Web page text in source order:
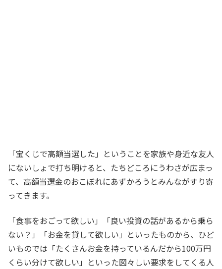
「宝くじで高額当選した」ということを家族や身近な友人
にないしょで打ち明けると、たちどころにうわさが広まっ
て、高額当選金のおこぼれにあずかろうとみんながすり寄
ってきます。
「食事をおごって欲しい」「良い投資の話があるから乗ら
ない？」「お金を貸して欲しい」といったものから、ひど
いものでは「たくさんお金を持っているんだから100万円
くらい分けて欲しい」といった図々しい要求をしてくる人